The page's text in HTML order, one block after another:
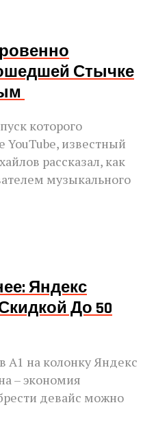
Стычке
которого
YouTube, известный
рассказал, как
музыкального
Яндекс
До 50
А1 на колонку Яндекс
– экономия
девайс можно